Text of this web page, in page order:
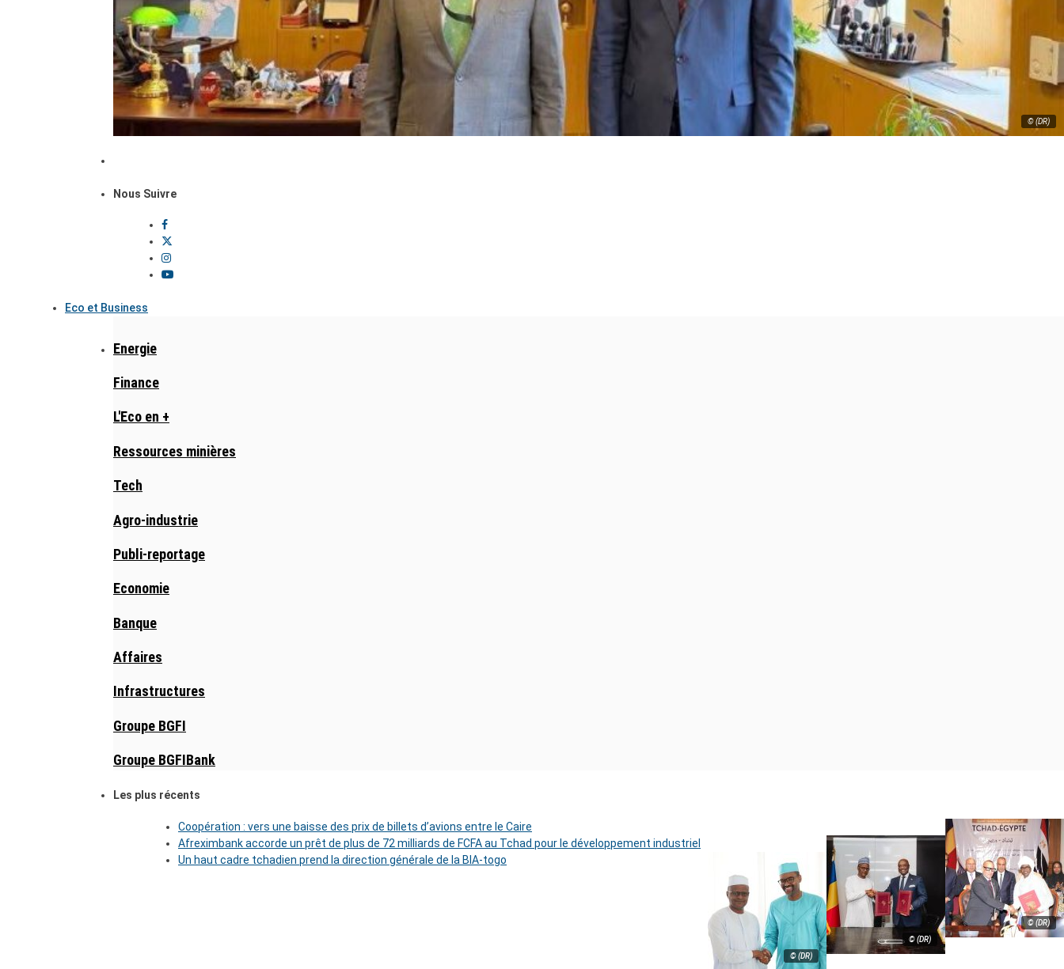
© (DR)
Nous Suivre
Eco et Business
Energie
Finance
L'Eco en +
Ressources minières
Tech
Agro-industrie
Publi-reportage
Economie
Banque
Affaires
Infrastructures
Groupe BGFI
Groupe BGFIBank
Les plus récents
© (DR)
Coopération : vers une baisse des prix de billets d’avions entre le Caire
© (DR)
Afreximbank accorde un prêt de plus de 72 milliards de FCFA au Tchad pour le développement industriel
© (DR)
Un haut cadre tchadien prend la direction générale de la BIA-togo